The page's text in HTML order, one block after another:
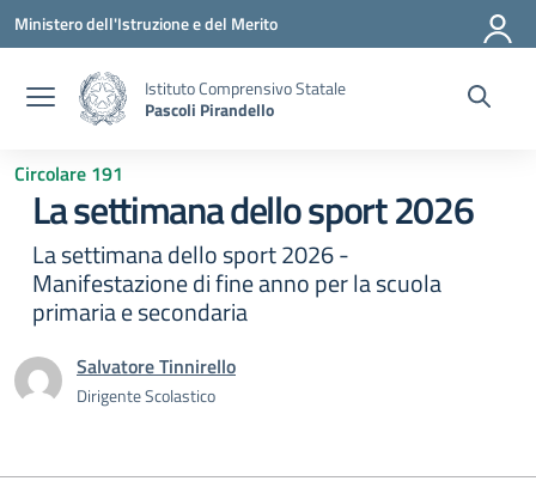
Vai ai contenuti
Vai al menu di navigazione
Vai al footer
Ministero dell'Istruzione e del Merito
Istituto Comprensivo Statale
Pascoli Pirandello
Circolare 191
La settimana dello sport 2026
La settimana dello sport 2026 -
Manifestazione di fine anno per la scuola
primaria e secondaria
Salvatore Tinnirello
Dirigente Scolastico